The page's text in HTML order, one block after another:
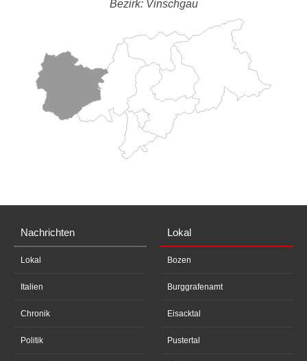
Bezirk: Vinschgau
Nachrichten
Lokal
Italien
Chronik
Politik
Lokal
Bozen
Burggrafenamt
Eisacktal
Pustertal